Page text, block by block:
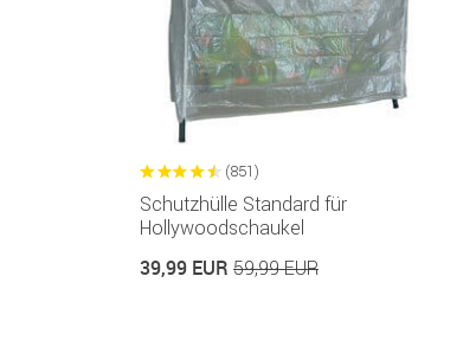
(851)
Schutzhülle Standard für
Hollywoodschaukel
39,99 EUR 59,99 EUR